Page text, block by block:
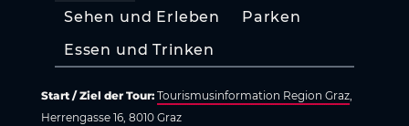
Sehen und Erleben
Parken
Essen und Trinken
Start / Ziel der Tour: Tourismusinformation Region Graz,
Herrengasse 16, 8010 Graz